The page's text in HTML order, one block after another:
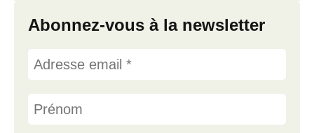
Abonnez-vous à la newsletter